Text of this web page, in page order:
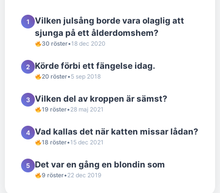
1
Vilken julsång borde vara olaglig att
sjunga på ett ålderdomshem?
30 röster•18 dec 2020
2 Körde förbi ett fängelse idag.
20 röster•5 sep 2018
3 Vilken del av kroppen är sämst?
19 röster•28 maj 2021
4 Vad kallas det när katten missar lådan?
18 röster•15 dec 2021
5 Det var en gång en blondin som
9 röster•22 dec 2019